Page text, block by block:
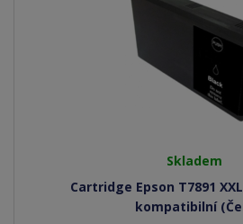
Skladem
Cartridge Epson T7891
kompatibilní